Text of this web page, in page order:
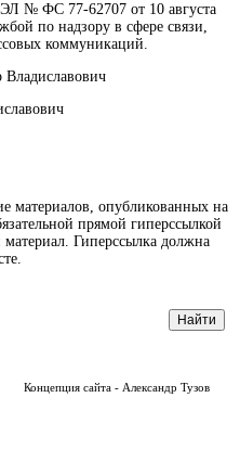
№ ФС 77-62707 от 10 августа
по надзору в сфере связи,
коммуникаций.
Владиславович
материалов, опубликованных на
прямой гиперссылкой
материал. Гиперссылка должна
Концепция сайта - Александр Тузов